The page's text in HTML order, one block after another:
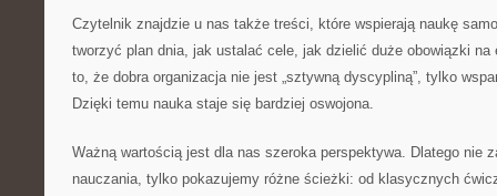
Czytelnik znajdzie u nas także treści, które wspierają naukę
tworzyć plan dnia, jak ustalać cele, jak dzielić duże obowiązki na
to, że dobra organizacja nie jest „sztywną dyscypliną”, tylko
Dzięki temu nauka staje się bardziej oswojona.
Ważną wartością jest dla nas szeroka perspektywa. Dlatego nie
nauczania, tylko pokazujemy różne ścieżki: od klasycznych